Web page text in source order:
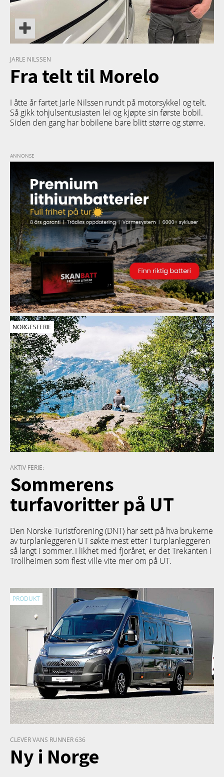
JARLE NILSSEN
Fra telt til Morelo
I åtte år fartet Jarle Nilssen rundt på motorsykkel og telt.
Så gikk tohjulsentusiasten lei og kjøpte sin første bobil.
Siden den gang har bobilene bare blitt større og større.
NORGESFERIE
AKTIV FERIE:
Sommerens
turfavoritter på UT
Den Norske Turistforening (DNT) har sett på hva brukerne
av turplanleggeren UTsøkte mest etter i turplanleggeren
så langt i sommer. I likhet med fjoråret, er det Trekanten i
Trollheimen som flest ville vite mer om på UT.
PRODUKT
CLEVER VANS RUNNER 636
Ny i Norge